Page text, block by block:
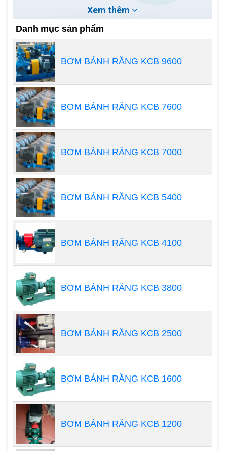
CNP
CNP là một thương hiệu máy bơm nổi tiếng của
Trung Quốc, với chất lượng được đánh giá cao.
Máy bơm chìm nước thải của CNP được sản xuất
trên dây chuyền công nghệ hiện đại, đáp ứng
được nhu cầu đa dạng của người sử dụng.
Tsurumi
Tsurumi là một thương hiệu máy bơm nổi tiếng
của Nhật Bản, với lịch sử hơn 100 năm. Các sản
phẩm máy bơm chìm nước thải của Tsurumi được
đánh giá cao về chất lượng, độ bền và hiệu quả.
Xem thêm
Danh mục sản phẩm
BƠM BÁNH RĂNG KCB 9600
BƠM BÁNH RĂNG KCB 7600
BƠM BÁNH RĂNG KCB 7000
BƠM BÁNH RĂNG KCB 5400
BƠM BÁNH RĂNG KCB 4100
BƠM BÁNH RĂNG KCB 3800
BƠM BÁNH RĂNG KCB 2500
BƠM BÁNH RĂNG KCB 1600
BƠM BÁNH RĂNG KCB 1200